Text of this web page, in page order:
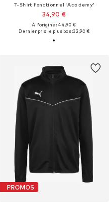
T-Shirt fonctionnel 'Academy'
34,90 €
À l'origine : 44,90 €
Dernier prix le plus bas :32,90 €
PROMOS